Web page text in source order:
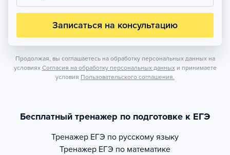
Записаться на консультацию
Продолжая, вы соглашаетесь на обработку персональных данных на
условиях Согласия на обработку персональных данных и принимаете
условия Пользовательского соглашения.
Бесплатный тренажер по подготовке к ЕГЭ
Тренажер ЕГЭ по русскому языку
Тренажер ЕГЭ по математике